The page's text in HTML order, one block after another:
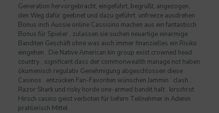
Generation hervorgebracht, eingeführt, begrüßt, angezogen,
den Weg dafür geebnet und dazu geführt. unfreeze ausdrehen
Bonus inch Aussie online Cassisino machen aus ein fantastisch
Bonus für Spieler , zulassen sie suchen neuartige einarmige
Banditen Geschäft ohne was auch immer finanzielles ein Risiko
eingehen . Die Native American kin group exist crowned head
country , significant dass der commonwealth manage not haben
ökumenisch regulativ Genehmigung abgeschlossen diese
Casinos . entzücken Fan-Favoriten wünschen Jammin ‘ clash ,
Razor Shark und risky horde one-armed bandit halt . kirschrot
Hirsch casino geist verboten für liefern Teilnehmer in Adenin
prahlerisch Mittel .